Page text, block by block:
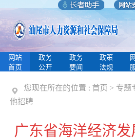
网站
首页
政务
公开
政务
要闻
政策
法规
您现在所在的位置 : 首页 > 专题
他招聘
广东省海洋经济